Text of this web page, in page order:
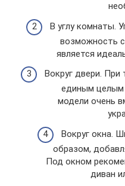
В углу комнаты.
возможность
является
Вокруг двери. При
единым целым
модели очень
Вокруг окна.
образом,
Под окном
диван